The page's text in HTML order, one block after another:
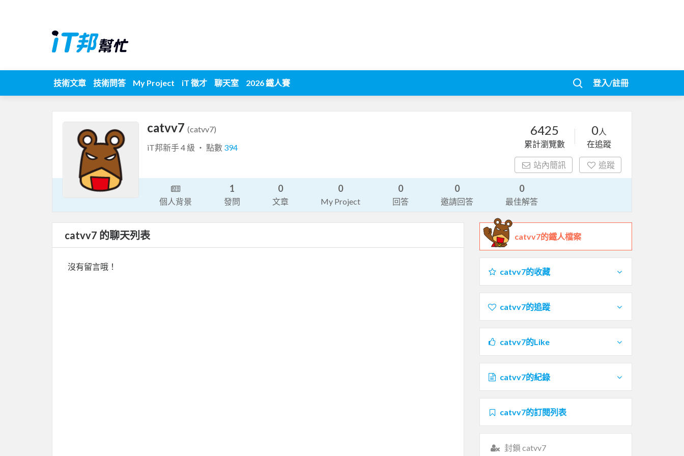
技術文章 技術問答 My Project iT 徵才 聊天室 2026 鐵人賽 登入/註冊
catvv7 (catvv7)
iT邦新手 4 級 ‧ 點數 394
6425
累計瀏覽數
0人
在追蹤
站內簡訊 追蹤
個人背景
1
發問
0
文章
0
My Project
0
回答
0
邀請回答
0
最佳解答
catvv7 的聊天列表
沒有留言哦！
catvv7的鐵人檔案
catvv7的收藏
catvv7的追蹤
catvv7的Like
catvv7的紀錄
catvv7的訂閱列表
封鎖 catvv7